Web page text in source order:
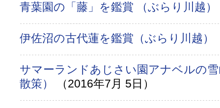
青葉園の「藤」を鑑賞 （ぶらり川越）
伊佐沼の古代蓮を鑑賞（ぶらり川越）
サマーランドあじさい園アナベルの
散策）
（2016年7月 5日）